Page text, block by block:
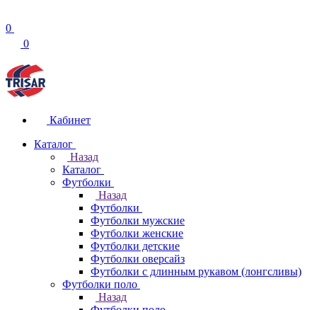
0
0
Кабинет
Каталог
Назад
Каталог
Футболки
Назад
Футболки
Футболки мужские
Футболки женские
Футболки детские
Футболки оверсайз
Футболки с длинным рукавом (лонгсливы)
Футболки поло
Назад